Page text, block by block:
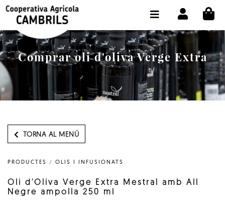
Comprar oli d'oliva Verge Extra
TORNA AL MENÚ
PRODUCTES / OLIS I INFUSIONATS
Oli d'Oliva Verge Extra Mestral amb All
Negre ampolla 250 ml
BOTIGA COMPRA ONLINE
LA COOPERATIVA
OLEOTOUR
PRODUCTES
EL NOSTRE OLI
SELECCIONAR IDIOMA: CAT